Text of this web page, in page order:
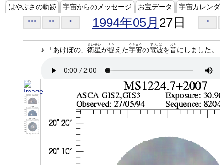
はやぶさの軌跡 宇宙からのメッセージ お宝データ 宇宙カレン
<<< << < 1994年05月 27日 >
♪ 「あけぼの」 衛星
えいせい
が捉
とら
えた宇宙
うちゅう
の電波
でんぱ
を音
おと
にしました。